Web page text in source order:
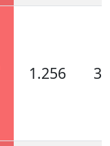
1.256